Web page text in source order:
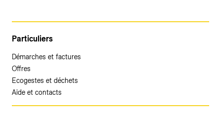
Particuliers
Démarches et factures
Offres
Ecogestes et déchets
Aide et contacts